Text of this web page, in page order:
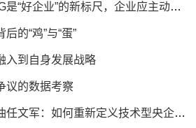
中集集团李柱文：ESG是“好企业”的新标尺，企业应主动作为
的“鸡”与“蛋”
入到自身发展战略
的数据考察
【ESG真心话】中石油任文军：如何重新定义技术型央企的ESG价值公式